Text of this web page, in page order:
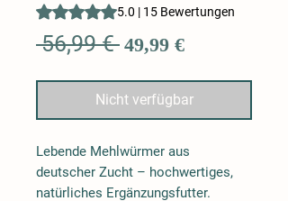
Das Rating beträgt 5.0 von fünf
5.0 | 15 Bewertungen
56,99 € Standardpreis
49,99 €Sale-
Nicht verfügbar
Lebende Mehlwürmer aus
deutscher Zucht – hochwertiges,
natürliches Ergänzungsfutter.